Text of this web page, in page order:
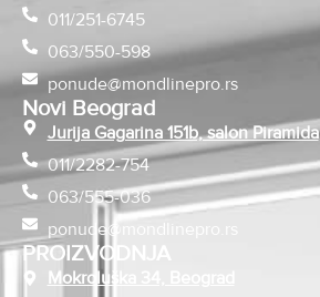
011/251-6745
063/550-598
ponude@mondlinepro.rs
Novi Beograd
Jurija Gagarina 151b, salon Piramida
011/2282-754
063/555-036
ponude@mondlinepro.rs
PROIZVODNJA
Mokroluška 34, Beograd